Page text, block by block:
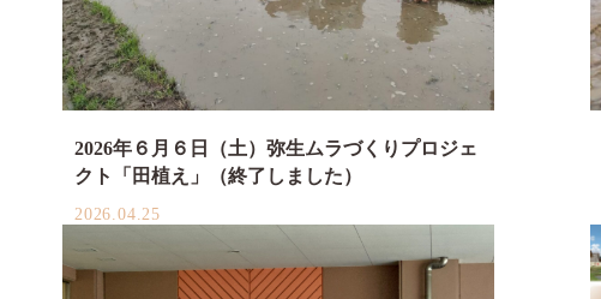
2026年６月６日（土）弥生ムラづくりプロジェ
クト「田植え」（終了しました）
2026.04.25